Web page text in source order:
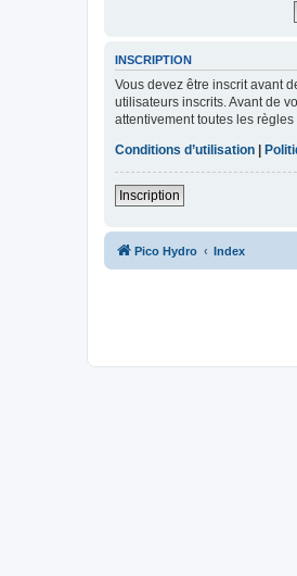
INSCRIPTION
Vous devez être inscrit avant
utilisateurs inscrits. Avant de
attentivement toutes les
Conditions d’utilisation
Inscription
Pico Hydro Index